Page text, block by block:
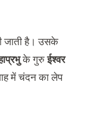
जाती है। उसके
के गुरुईश्वर
में चंदन का लेप